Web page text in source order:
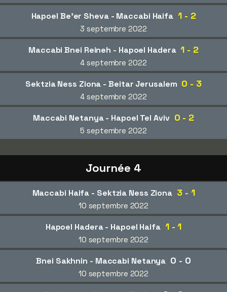
Hapoel Be'er Sheva - Maccabi Haifa 1 - 2
3 septembre 2022
Maccabi Bnei Reineh - Hapoel Hadera 1 - 2
4 septembre 2022
Sektzia Ness Ziona - Beitar Jerusalem 0 - 3
4 septembre 2022
Maccabi Netanya - Hapoel Tel Aviv 0 - 2
5 septembre 2022
Journée 4
Maccabi Haifa - Sektzia Ness Ziona 3 - 1
10 septembre 2022
Hapoel Hadera - Hapoel Haifa 1 - 1
10 septembre 2022
Bnei Sakhnin - Maccabi Netanya 0 - 0
10 septembre 2022